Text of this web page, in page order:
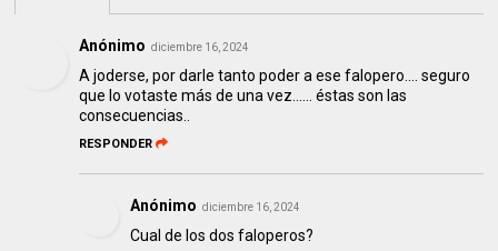
Anónimo diciembre 16, 2024
A joderse, por darle tanto poder a ese falopero.... seguro
que lo votaste más de una vez...... éstas son las
consecuencias..
RESPONDER
Anónimo diciembre 16, 2024
Cual de los dos faloperos?